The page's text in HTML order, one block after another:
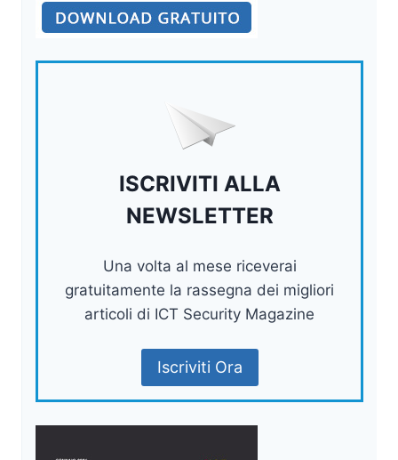
ISCRIVITI ALLA
NEWSLETTER
Una volta al mese riceverai
gratuitamente la rassegna dei migliori
articoli di ICT Security Magazine
Iscriviti Ora